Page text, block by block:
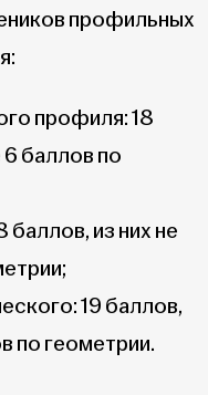
профильных
профиля: 18
6 баллов по
из них не
19 баллов,
по геометрии.